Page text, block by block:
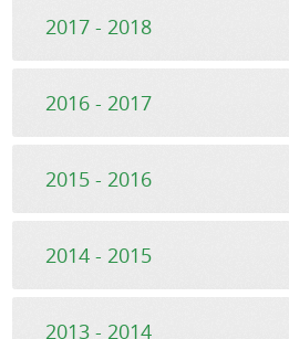
2017 - 2018
2016 - 2017
2015 - 2016
2014 - 2015
2013 - 2014